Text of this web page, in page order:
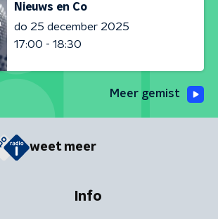
Nieuws en Co
do 25 december 2025
17:00 - 18:30
Meer gemist
weet meer
Info